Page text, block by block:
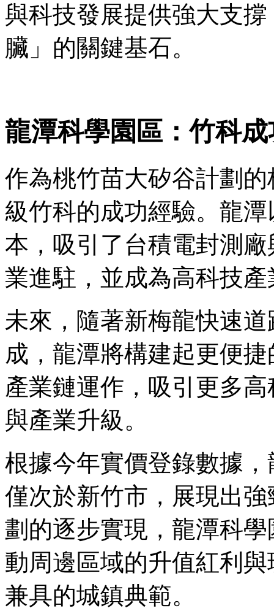
與科技發展提供強大支
臟」的關鍵基石。
龍潭科學園區：竹科
作為桃竹苗大矽谷計劃
級竹科的成功經驗。龍
本，吸引了台積電封測
業進駐，並成為高科技
未來，隨著新梅龍快速
成，龍潭將構建起更便
產業鏈運作，吸引更多
與產業升級。
根據今年實價登錄數據
僅次於新竹市，展現出
劃的逐步實現，龍潭科
動周邊區域的升值紅利
兼具的城鎮典範。